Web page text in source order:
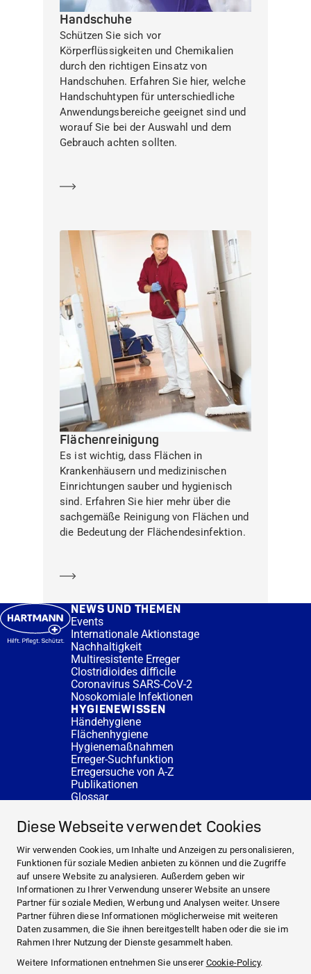
Diese Webseite verwendet Cookies
Wir verwenden Cookies, um Inhalte und Anzeigen zu personalisieren,
Funktionen für soziale Medien anbieten zu können und die Zugriffe
auf unsere Website zu analysieren. Außerdem geben wir
Informationen zu Ihrer Verwendung unserer Website an unsere
Partner für soziale Medien, Werbung und Analysen weiter. Unsere
Partner führen diese Informationen möglicherweise mit weiteren
Daten zusammen, die Sie ihnen bereitgestellt haben oder die sie im
Rahmen Ihrer Nutzung der Dienste gesammelt haben.
Weitere Informationen entnehmen Sie unserer Cookie-Policy.
Handschuhe
Schützen Sie sich vor
Körperflüssigkeiten und Chemikalien
durch den richtigen Einsatz von
Handschuhen. Erfahren Sie hier, welche
Handschuhtypen für unterschiedliche
Anwendungsbereiche geeignet sind und
worauf Sie bei der Auswahl und dem
Gebrauch achten sollten.
Flächenreinigung
Es ist wichtig, dass Flächen in
Krankenhäusern und medizinischen
Einrichtungen sauber und hygienisch
sind. Erfahren Sie hier mehr über die
sachgemäße Reinigung von Flächen und
die Bedeutung der Flächendesinfektion.
NEWS UND THEMEN
Events
Internationale Aktionstage
Nachhaltigkeit
Multiresistente Erreger
Clostridioides difficile
Coronavirus SARS-CoV-2
Nosokomiale Infektionen
HYGIENEWISSEN
Händehygiene
Flächenhygiene
Hygienemaßnahmen
Erreger-Suchfunktion
Erregersuche von A-Z
Publikationen
Glossar
SERVICE
Fachberatung
DESINFACTS
Newsletter
Konzentrat-Rechner
Weiterführende Links
Über uns
Fachberatung
NEWS UND THEMEN
HYGIENEWISSEN
SERVICE